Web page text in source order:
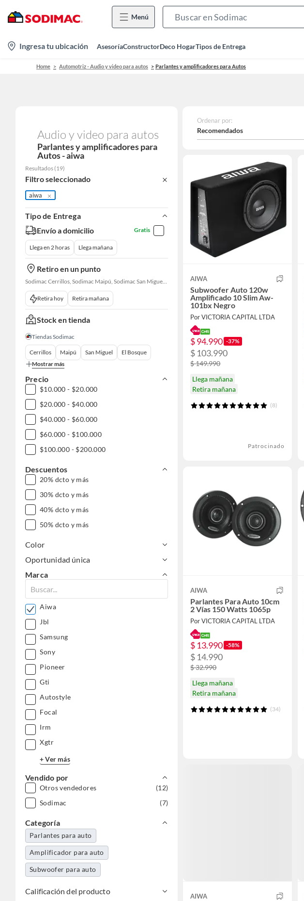
Menú
location-
icon
Ingresa tu ubicación AsesoríaConstructorDeco HogarTipos de Entrega
Home Automotriz - Audio y video para autos Parlantes y amplificadores para Autos
Audio y video para autos
Parlantes y amplificadores para
Autos - aiwa
Resultados (19)
Filtro seleccionado
aiwa
Tipo de Entrega
Envío a domicilio
Gratis
Llega en 2 horas Llega mañana
Retiro en un punto
Sodimac Cerrillos, Sodimac Maipú, Sodimac San Miguel, Sodimac El Bosque, Sodimac San Bernardo, Sodimac Talagante
Retira hoy Retira mañana
Stock en tienda
Tiendas Sodimac
Cerrillos Maipú San Miguel
El Bosque
Mostrar más
Precio
$10.000 - $20.000
$20.000 - $40.000
$40.000 - $60.000
$60.000 - $100.000
$100.000 - $200.000
Descuentos
20% dcto y más
30% dcto y más
40% dcto y más
50% dcto y más
Color
Oportunidad única
Marca
Aiwa
Jbl
Samsung
Sony
Pioneer
Gti
Autostyle
Focal
Irm
Xgtr
+ Ver más
Vendido por
Otros vendedores
(12)
Sodimac
(7)
Categoría
Parlantes para auto
Amplificador para auto
Subwoofer para auto
Calificación del producto
Ordenar por:
Recomendados
AIWA
Subwoofer Auto 120w
Amplificado 10 Slim Aw-
101bx Negro
Por VICTORIA CAPITAL LTDA
$ 94.990 -37%
$ 103.990
$ 149.990
Llega mañana
Retira mañana
(8)
Patrocinado
AIWA
Parlantes Para Auto 10cm
2 Vías 150 Watts 1065p
Por VICTORIA CAPITAL LTDA
$ 13.990 -58%
$ 14.990
$ 32.990
Llega mañana
Retira mañana
(34)
AIWA